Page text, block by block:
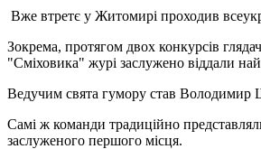
Вже втретє у Житомирі проходив
Зокрема, протягом двох конкурсів
"Сміховика" журі заслужено віддали
Ведучим свята гумору став Володимир
Самі ж команди традиційно
заслуженого першого місця.